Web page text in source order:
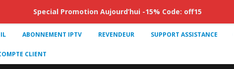
ABONNEMENT IPTV REVENDEUR SUPPORT ASSISTANCE
CLIENT
Special Promotion Aujourd’hui -15% Code: off15